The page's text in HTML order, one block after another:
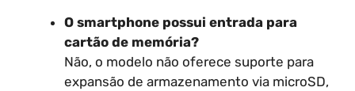
O smartphone possui entrada para
cartão de memória?
Não, o modelo não oferece suporte para
expansão de armazenamento via microSD,